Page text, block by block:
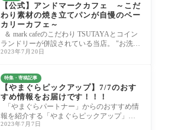
【公式】アンドマークカフェ ～こだ
わり素材の焼き立てパンが自慢のベー
カリーカフェ～
＆ mark cafeのこだわり TSUTAYAとコイン
ランドリーが併設されている当店。 "お洗濯
完了までの、少しだけできた自分の時間に"
2023年7月20日
特集・寄稿記事
【やまぐらピックアップ】7/7のおす
すめ情報をお届けです！！！
「やまぐらパートナー」からのおすすめ情
報を紹介する「やまぐらピックアップ」！
今週のお知らせはこちらです。 １．「山形
2023年7月7日